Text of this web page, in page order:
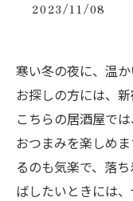
2023/11/08
寒い冬の夜に、温
お探しの方には、
こちらの居酒屋で
おつまみを楽しめ
るのも気楽で、落
ばしたいときには